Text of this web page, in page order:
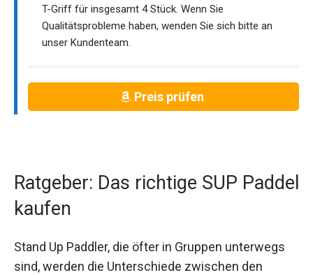
T-Griff für insgesamt 4 Stück. Wenn Sie
Qualitätsprobleme haben, wenden Sie sich bitte an
unser Kundenteam.
Preis prüfen
Ratgeber: Das richtige SUP Paddel
kaufen
Stand Up Paddler, die öfter in Gruppen unterwegs
sind, werden die Unterschiede zwischen den